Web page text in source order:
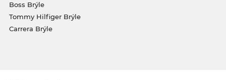
Boss Brýle
Tommy Hilfiger Brýle
Carrera Brýle